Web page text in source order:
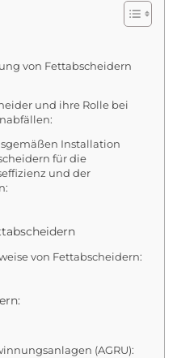
von Fettabscheidern
und ihre Rolle bei
Installation
für die
und der
von Fettabscheidern:
(AGRU):